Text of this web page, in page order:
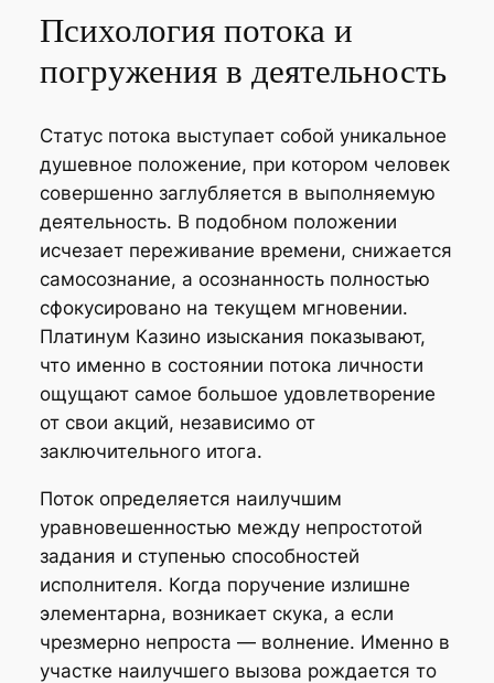
Психология потока и
погружения в деятельность
Статус потока выступает собой уникальное
душевное положение, при котором человек
совершенно заглубляется в выполняемую
деятельность. В подобном положении
исчезает переживание времени, снижается
самосознание, а осознанность полностью
сфокусировано на текущем мгновении.
Платинум Казино изыскания показывают,
что именно в состоянии потока личности
ощущают самое большое удовлетворение
от свои акций, независимо от
заключительного итога.
Поток определяется наилучшим
уравновешенностью между непростотой
задания и ступенью способностей
исполнителя. Когда поручение излишне
элементарна, возникает скука, а если
чрезмерно непроста — волнение. Именно в
участке наилучшего вызова рождается то